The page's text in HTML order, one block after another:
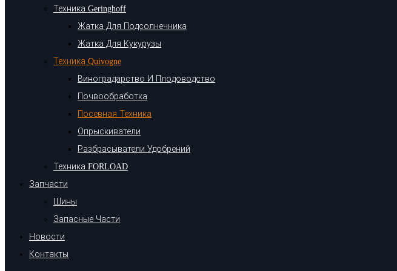
Техника Geringhoff
Жатка Для Подсолнечника
Жатка Для Кукурузы
Техника Quivogne
Виноградарство И Плодоводство
Почвообработка
Посевная Техника
Опрыскиватели
Разбрасыватели Удобрений
Техника FORLOAD
Запчасти
Шины
Запасные Части
Новости
Контакты